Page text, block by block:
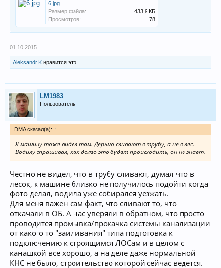
6.jpg
Размер файла:
433,9 КБ
Просмотров:
78
01.10.2015
Aleksandr K нравится это.
LM1983
Пользователь
DMA сказал(а): ↑
Я машину тоже видел там. Дерьмо сливают в трубу, а не в лес.
Водилу спрашивал, как долго это будет происходить, он не знает.
Честно не видел, что в трубу сливают, думал что в
лесок, к машине близко не получилось подойти когда
фото делал, водила уже собирался уезжать.
Для меня важен сам факт, что сливают то, что
откачали в ОБ. А нас уверяли в обратном, что просто
проводится промывка/прокачка системы канализации
от какого то "заиливания" типа подготовка к
подключению к строящимся ЛОСам и в целом с
канашкой все хорошо, а на деле даже нормальной
КНС не было, строительство которой сейчас ведется.